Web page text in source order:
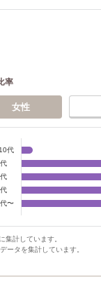
率
女性
代
〜
計しています。
ータを集計しています。